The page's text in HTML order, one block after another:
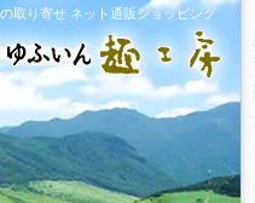
取り寄せ ネット通販ショッピング